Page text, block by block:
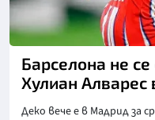
Снимка: goggle
Барселона не се
Хулиан Алварес
Деко вече е в Мадрид за